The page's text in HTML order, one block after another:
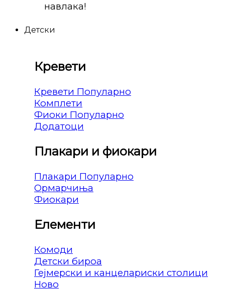
навлака!
Детски
Кревети
Кревети
Комплети
Фиоки
Додатоци
Плакари и фиокари
Плакари
Ормарчиња
Фиокари
Елементи
Комоди
Детски бироа
Гејмерски и канцелариски столици